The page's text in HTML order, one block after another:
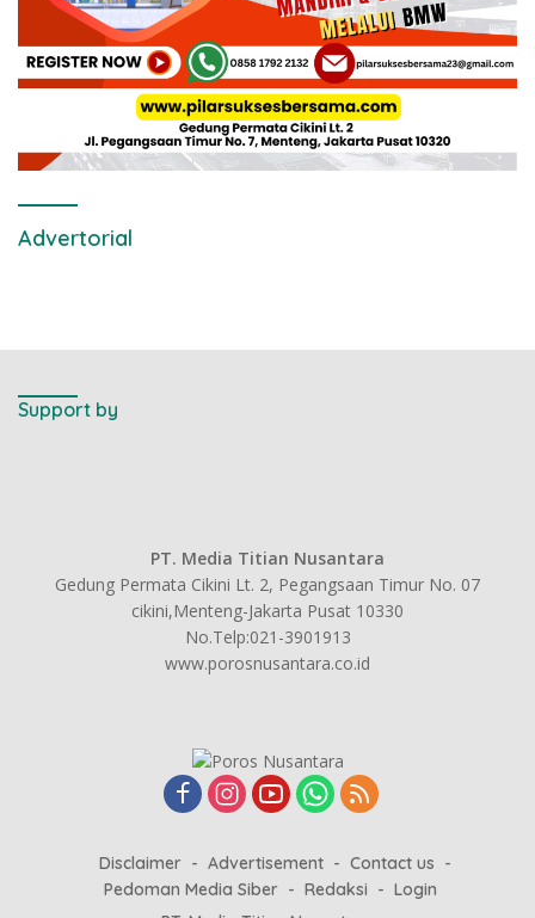
Advertorial
Support by
PT. Media Titian Nusantara
Gedung Permata Cikini Lt. 2, Pegangsaan Timur No. 07
cikini,Menteng-Jakarta Pusat 10330
No.Telp:021-3901913
www.porosnusantara.co.id
Disclaimer Advertisement
Contact us
Pedoman Media Siber
Redaksi
Login